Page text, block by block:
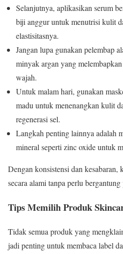
Selanjutnya, aplikasikan serum
biji anggur untuk menutrisi kulit
elastisitasnya.
Jangan lupa gunakan pelembap
minyak argan yang
wajah.
Untuk malam hari, gunakan
madu untuk menenangkan kulit
regenerasi sel.
Langkah penting lainnya adalah
mineral seperti zinc oxide untuk
Dengan konsistensi dan kesabaran,
secara alami tanpa perlu
Tips Memilih Produk
Tidak semua produk yang
jadi penting untuk membaca label